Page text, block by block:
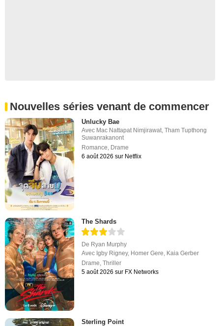
Nouvelles séries venant de commencer
Unlucky Bae
Avec Mac Nattapat Nimjirawat,Tham Tupthong
Suwanrakanont
Romance, Drame
6 août 2026 sur Netflix
The Shards
De Ryan Murphy
Avec Igby Rigney, Homer Gere, Kaia Gerber
Drame,Thriller
5 août 2026 sur FX Networks
Sterling Point